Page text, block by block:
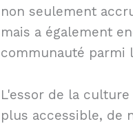
non seulement
mais a également
communauté parmi
L'essor de la
plus accessible, de